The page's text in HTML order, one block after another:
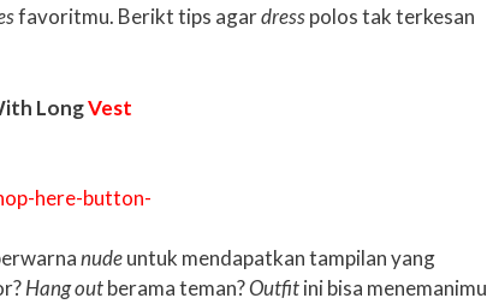
favoritmu. Berikt tips agardresspolos tak terkesan
LongVest
nudeuntuk mendapatkan tampilan yang
Hang outberama teman?Outfitini bisa menemanimu